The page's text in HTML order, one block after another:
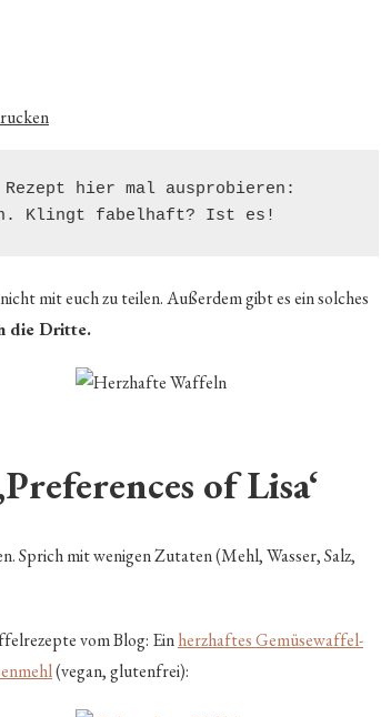
hier mal ausprobieren:
Klingt fabelhaft? Ist es!
mit euch zu teilen. Außerdem gibt es ein solches
die Dritte.
of Lisa‘
Sprich mit wenigen Zutaten (Mehl, Wasser, Salz,
vom Blog: Einherzhaftes Gemüsewaffel-
(vegan, glutenfrei):